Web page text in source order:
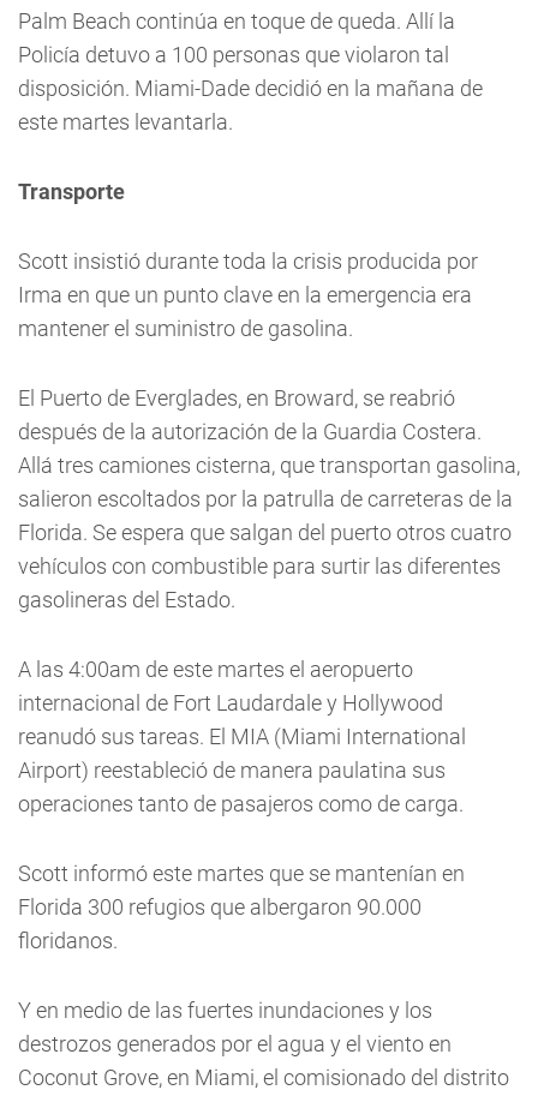
Palm Beach continúa en toque de queda. Allí la
Policía detuvo a 100 personas que violaron tal
disposición. Miami-Dade decidió en la mañana de
este martes levantarla.
Transporte
Scott insistió durante toda la crisis producida por
Irma en que un punto clave en la emergencia era
mantener el suministro de gasolina.
El Puerto de Everglades, en Broward, se reabrió
después de la autorización de la Guardia Costera.
Allá tres camiones cisterna, que transportan gasolina,
salieron escoltados por la patrulla de carreteras de la
Florida. Se espera que salgan del puerto otros cuatro
vehículos con combustible para surtir las diferentes
gasolineras del Estado.
A las 4:00am de este martes el aeropuerto
internacional de Fort Laudardale y Hollywood
reanudó sus tareas. El MIA (Miami International
Airport) reestableció de manera paulatina sus
operaciones tanto de pasajeros como de carga.
Scott informó este martes que se mantenían en
Florida 300 refugios que albergaron 90.000
floridanos.
Y en medio de las fuertes inundaciones y los
destrozos generados por el agua y el viento en
Coconut Grove, en Miami, el comisionado del distrito